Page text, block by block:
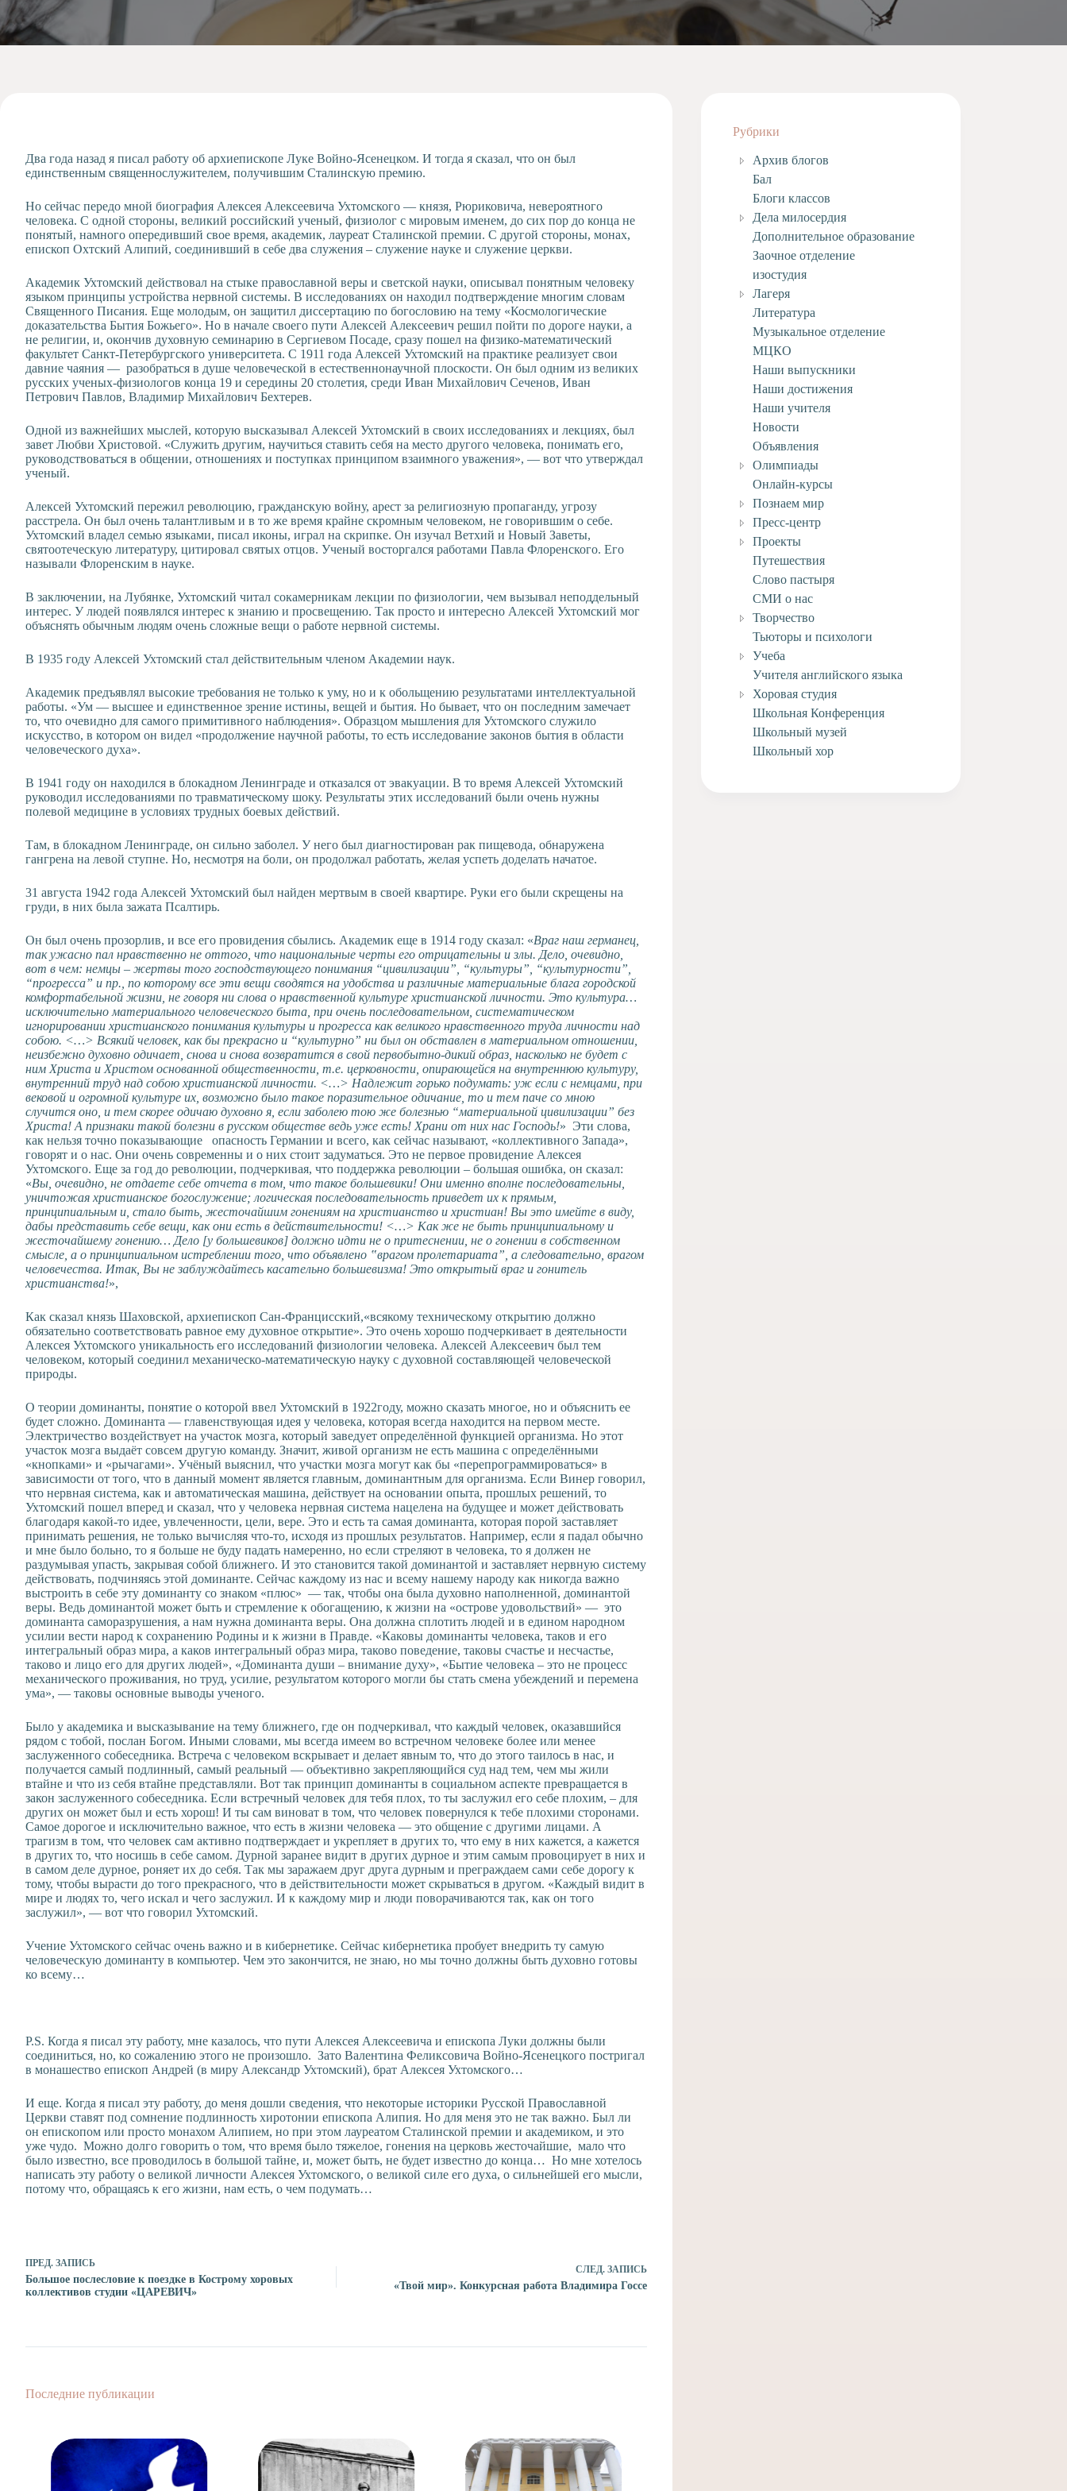
Проекты
Служба
Тьюторская
Два года назад я писал работу об архиепископе Луке Войно-Ясенецком. И тогда я сказал, что он был
единственным священнослужителем, получившим Сталинскую премию.
Но сейчас передо мной биография Алексея Алексеевича Ухтомского — князя, Рюриковича, невероятного
человека. С одной стороны, великий российский ученый, физиолог с мировым именем, до сих пор до конца не
понятый, намного опередивший свое время, академик, лауреат Сталинской премии. С другой стороны, монах,
епископ Охтский Алипий, соединивший в себе два служения – служение науке и служение церкви.
Академик Ухтомский действовал на стыке православной веры и светской науки, описывал понятным человеку
языком принципы устройства нервной системы. В исследованиях он находил подтверждение многим словам
Священного Писания. Еще молодым, он защитил диссертацию по богословию на тему «Космологические
доказательства Бытия Божьего». Но в начале своего пути Алексей Алексеевич решил пойти по дороге науки, а
не религии, и, окончив духовную семинарию в Сергиевом Посаде, сразу пошел на физико-математический
факультет Санкт-Петербургского университета. С 1911 года Алексей Ухтомский на практике реализует свои
давние чаяния — разобраться в душе человеческой в естественнонаучной плоскости. Он был одним из великих
русских ученых-физиологов конца 19 и середины 20 столетия, среди Иван Михайлович Сеченов, Иван
Петрович Павлов, Владимир Михайлович Бехтерев.
Одной из важнейших мыслей, которую высказывал Алексей Ухтомский в своих исследованиях и лекциях, был
завет Любви Христовой. «Служить другим, научиться ставить себя на место другого человека, понимать его,
руководствоваться в общении, отношениях и поступках принципом взаимного уважения», — вот что утверждал
ученый.
Алексей Ухтомский пережил революцию, гражданскую войну, арест за религиозную пропаганду, угрозу
расстрела. Он был очень талантливым и в то же время крайне скромным человеком, не говорившим о себе.
Ухтомский владел семью языками, писал иконы, играл на скрипке. Он изучал Ветхий и Новый Заветы,
святоотеческую литературу, цитировал святых отцов. Ученый восторгался работами Павла Флоренского. Его
называли Флоренским в науке.
В заключении, на Лубянке, Ухтомский читал сокамерникам лекции по физиологии, чем вызывал неподдельный
интерес. У людей появлялся интерес к знанию и просвещению. Так просто и интересно Алексей Ухтомский мог
объяснять обычным людям очень сложные вещи о работе нервной системы.
В 1935 году Алексей Ухтомский стал действительным членом Академии наук.
Академик предъявлял высокие требования не только к уму, но и к обольщению результатами интеллектуальной
работы. «Ум — высшее и единственное зрение истины, вещей и бытия. Но бывает, что он последним замечает
то, что очевидно для самого примитивного наблюдения». Образцом мышления для Ухтомского служило
искусство, в котором он видел «продолжение научной работы, то есть исследование законов бытия в области
человеческого духа».
В 1941 году он находился в блокадном Ленинграде и отказался от эвакуации. В то время Алексей Ухтомский
руководил исследованиями по травматическому шоку. Результаты этих исследований были очень нужны
полевой медицине в условиях трудных боевых действий.
Там, в блокадном Ленинграде, он сильно заболел. У него был диагностирован рак пищевода, обнаружена
гангрена на левой ступне. Но, несмотря на боли, он продолжал работать, желая успеть доделать начатое.
31 августа 1942 года Алексей Ухтомский был найден мертвым в своей квартире. Руки его были скрещены на
груди, в них была зажата Псалтирь.
Он был очень прозорлив, и все его провидения сбылись. Академик еще в 1914 году сказал: «Враг наш германец,
так ужасно пал нравственно не оттого, что национальные черты его отрицательны и злы. Дело, очевидно,
вот в чем: немцы – жертвы того господствующего понимания “цивилизации”, “культуры”, “культурности”,
“прогресса” и пр., по которому все эти вещи сводятся на удобства и различные материальные блага городской
комфортабельной жизни, не говоря ни слова о нравственной культуре христианской личности. Это культура…
исключительно материального человеческого быта, при очень последовательном, систематическом
игнорировании христианского понимания культуры и прогресса как великого нравственного труда личности над
собою. <…> Всякий человек, как бы прекрасно и “культурно” ни был он обставлен в материальном отношении,
неизбежно духовно одичает, снова и снова возвратится в свой первобытно-дикий образ, насколько не будет с
ним Xриста и Христом основанной общественности, т.е. церковности, опирающейся на внутреннюю культуру,
внутренний труд над собою христианской личности. <…> Надлежит горько подумать: уж если с немцами, при
вековой и огромной культуре их, возможно было такое поразительное одичание, то и тем паче со мною
случится оно, и тем скорее одичаю духовно я, если заболею тою же болезнью “материальной цивилизации” без
Христа! А признаки такой болезни в русском обществе ведь уже есть! Храни от них нас Господь!» Эти слова,
как нельзя точно показывающие опасность Германии и всего, как сейчас называют, «коллективного Запада»,
говорят и о нас. Они очень современны и о них стоит задуматься. Это не первое провидение Алексея
Ухтомского. Еще за год до революции, подчеркивая, что поддержка революции – большая ошибка, он сказал:
«Вы, очевидно, не отдаете себе отчета в том, что такое большевики! Они именно вполне последовательны,
уничтожая христианское богослужение; логическая последовательность приведет их к прямым,
принципиальным и, стало быть, жесточайшим гонениям на христианство и христиан! Вы это имейте в виду,
дабы представить себе вещи, как они есть в действительности! <…> Как же не быть принципиальному и
жесточайшему гонению… Дело [у большевиков] должно идти не о притеснении, не о гонении в собственном
смысле, а о принципиальном истреблении того, что объявлено ‟врагом пролетариата”, а следовательно, врагом
человечества. Итак, Вы не заблуждайтесь касательно большевизма! Это открытый враг и гонитель
христианства!»,
Как сказал князь Шаховской, архиепископ Сан-Францисский,«всякому техническому открытию должно
обязательно соответствовать равное ему духовное открытие». Это очень хорошо подчеркивает в деятельности
Алексея Ухтомского уникальность его исследований физиологии человека. Алексей Алексеевич был тем
человеком, который соединил механическо-математическую науку с духовной составляющей человеческой
природы.
О теории доминанты, понятие о которой ввел Ухтомский в 1922году, можно сказать многое, но и объяснить ее
будет сложно. Доминанта — главенствующая идея у человека, которая всегда находится на первом месте.
Электричество воздействует на участок мозга, который заведует определённой функцией организма. Но этот
участок мозга выдаёт совсем другую команду. Значит, живой организм не есть машина с определёнными
«кнопками» и «рычагами». Учёный выяснил, что участки мозга могут как бы «перепрограммироваться» в
зависимости от того, что в данный момент является главным, доминантным для организма. Если Винер говорил,
что нервная система, как и автоматическая машина, действует на основании опыта, прошлых решений, то
Ухтомский пошел вперед и сказал, что у человека нервная система нацелена на будущее и может действовать
благодаря какой-то идее, увлеченности, цели, вере. Это и есть та самая доминанта, которая порой заставляет
принимать решения, не только вычисляя что-то, исходя из прошлых результатов. Например, если я падал обычно
и мне было больно, то я больше не буду падать намеренно, но если стреляют в человека, то я должен не
раздумывая упасть, закрывая собой ближнего. И это становится такой доминантой и заставляет нервную систему
действовать, подчиняясь этой доминанте. Сейчас каждому из нас и всему нашему народу как никогда важно
выстроить в себе эту доминанту со знаком «плюс» — так, чтобы она была духовно наполненной, доминантой
веры. Ведь доминантой может быть и стремление к обогащению, к жизни на «острове удовольствий» — это
доминанта саморазрушения, а нам нужна доминанта веры. Она должна сплотить людей и в едином народном
усилии вести народ к сохранению Родины и к жизни в Правде. «Каковы доминанты человека, таков и его
интегральный образ мира, а каков интегральный образ мира, таково поведение, таковы счастье и несчастье,
таково и лицо его для других людей», «Доминанта души – внимание духу», «Бытие человека – это не процесс
механического проживания, но труд, усилие, результатом которого могли бы стать смена убеждений и перемена
ума», — таковы основные выводы ученого.
Было у академика и высказывание на тему ближнего, где он подчеркивал, что каждый человек, оказавшийся
рядом с тобой, послан Богом. Иными словами, мы всегда имеем во встречном человеке более или менее
заслуженного собеседника. Встреча с человеком вскрывает и делает явным то, что до этого таилось в нас, и
получается самый подлинный, самый реальный — объективно закрепляющийся суд над тем, чем мы жили
втайне и что из себя втайне представляли. Вот так принцип доминанты в социальном аспекте превращается в
закон заслуженного собеседника. Если встречный человек для тебя плох, то ты заслужил его себе плохим, – для
других он может был и есть хорош! И ты сам виноват в том, что человек повернулся к тебе плохими сторонами.
Самое дорогое и исключительно важное, что есть в жизни человека — это общение с другими лицами. А
трагизм в том, что человек сам активно подтверждает и укрепляет в других то, что ему в них кажется, а кажется
в других то, что носишь в себе самом. Дурной заранее видит в других дурное и этим самым провоцирует в них и
в самом деле дурное, роняет их до себя. Так мы заражаем друг друга дурным и преграждаем сами себе дорогу к
тому, чтобы вырасти до того прекрасного, что в действительности может скрываться в другом. «Каждый видит в
мире и людях то, чего искал и чего заслужил. И к каждому мир и люди поворачиваются так, как он того
заслужил», — вот что говорил Ухтомский.
Учение Ухтомского сейчас очень важно и в кибернетике. Сейчас кибернетика пробует внедрить ту самую
человеческую доминанту в компьютер. Чем это закончится, не знаю, но мы точно должны быть духовно готовы
ко всему…
P.S. Когда я писал эту работу, мне казалось, что пути Алексея Алексеевича и епископа Луки должны были
соединиться, но, ко сожалению этого не произошло. Зато Валентина Феликсовича Войно-Ясенецкого постригал
в монашество епископ Андрей (в миру Александр Ухтомский), брат Алексея Ухтомского…
И еще. Когда я писал эту работу, до меня дошли сведения, что некоторые историки Русской Православной
Церкви ставят под сомнение подлинность хиротонии епископа Алипия. Но для меня это не так важно. Был ли
он епископом или просто монахом Алипием, но при этом лауреатом Сталинской премии и академиком, и это
уже чудо. Можно долго говорить о том, что время было тяжелое, гонения на церковь жесточайшие, мало что
было известно, все проводилось в большой тайне, и, может быть, не будет известно до конца… Но мне хотелось
написать эту работу о великой личности Алексея Ухтомского, о великой силе его духа, о сильнейшей его мысли,
потому что, обращаясь к его жизни, нам есть, о чем подумать…
ПРЕД. ЗАПИСЬ
Большое послесловие к поездке в Кострому хоровых
коллективов студии «ЦАРЕВИЧ»
СЛЕД. ЗАПИСЬ
«Твой мир». Конкурсная работа Владимира Госсе
Последние публикации
Рубрики
Архив блогов
Бал
Блоги классов
Дела милосердия
Дополнительное образование
Заочное отделение
изостудия
Лагеря
Литература
Музыкальное отделение
МЦКО
Наши выпускники
Наши достижения
Наши учителя
Новости
Объявления
Олимпиады
Онлайн-курсы
Познаем мир
Пресс-центр
Проекты
Путешествия
Слово пастыря
СМИ о нас
Творчество
Тьюторы и психологи
Учеба
Учителя английского языка
Хоровая студия
Школьная Конференция
Школьный музей
Школьный хор